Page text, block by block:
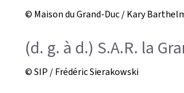
© Maison du Grand-Duc / Kary
(d. g. à d.) S.A.R. la
© SIP / Frédéric Sierakowski